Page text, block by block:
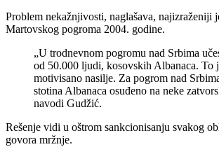
Problem nekažnjivosti, naglašava, najizraženiji
Martovskog pogroma 2004. godine.
„U trodnevnom pogromu nad Srbima
od 50.000 ljudi, kosovskih Albanaca. To
motivisano nasilje. Za pogrom nad
stotina Albanaca osuđeno na neke
navodi Gudžić.
Rešenje vidi u oštrom sankcionisanju svakog
govora mržnje.